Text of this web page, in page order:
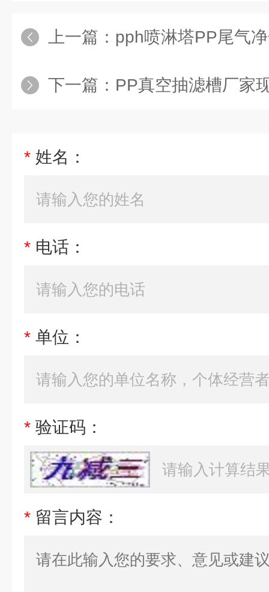
上一篇： pph喷淋塔PP尾气
下一篇： PP真空抽滤槽厂家
* 姓名：
* 电话：
* 单位：
* 验证码：
* 留言内容：